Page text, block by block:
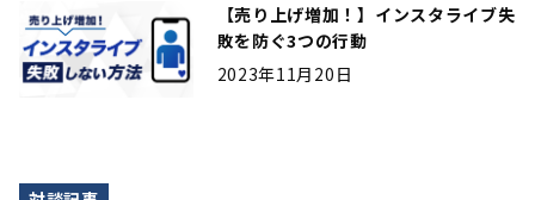
【売り上げ増加！】インスタライブ失
敗を防ぐ3つの行動
2023年11月20日